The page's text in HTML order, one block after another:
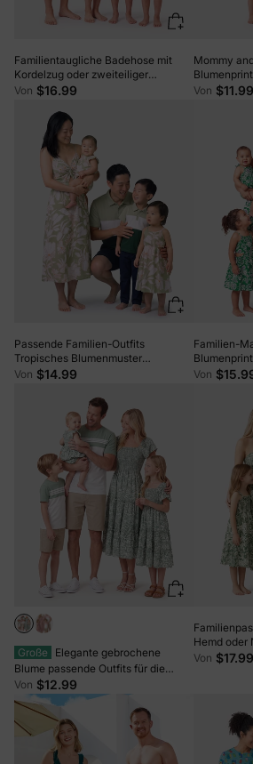
Familientaugliche Badehose mit
Kordelzug oder zweiteiliger
Badeanzug mit gestreifter
Von $16.99
Mommy
Hellgrün
Von $11.99
Passende Familien-Outfits
Tropisches Blumenmuster
Trägerkleid oder Kurzarm-
Von $14.99
Familien-
Kragen
Von
Große
Elegante gebrochene
Blume passende Outfits für die
Familie, Smoking-Design, mittlere
Dicke grün
Von $12.99
Hemd oder
Von $17.99